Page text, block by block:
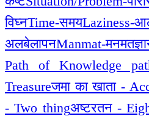
विघ्नTime-समयLaziness-
अलबेलापनManmat-मनमत
Path of Knowledge
Treasureजमा का खाता -
- Two thingअष्टरतन -